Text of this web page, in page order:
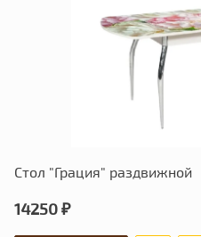
Стол "Грация" раздвижной
14250 ₽